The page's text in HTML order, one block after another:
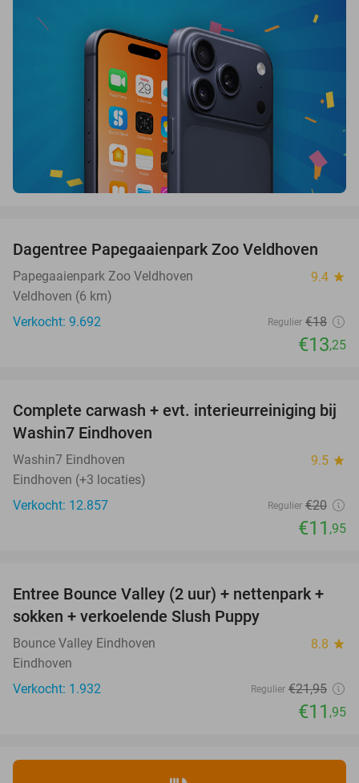
26%
Dagentree Papegaaienpark Zoo Veldhoven
Papegaaienpark Zoo Veldhoven 9.4 star
Veldhoven (6 km)
Verkocht: 9.692
Regulier €18
€13,25
40%
Complete carwash + evt. interieurreiniging bij
Washin7 Eindhoven
Washin7 Eindhoven 9.5 star
Eindhoven (+3 locaties)
Verkocht: 12.857
Regulier €20
€11 ,95
46%
Entree Bounce Valley (2 uur) + nettenpark +
sokken + verkoelende Slush Puppy
Bounce Valley Eindhoven 8.8 star
Eindhoven
Verkocht: 1.932
Regulier €21,95
€11 ,95